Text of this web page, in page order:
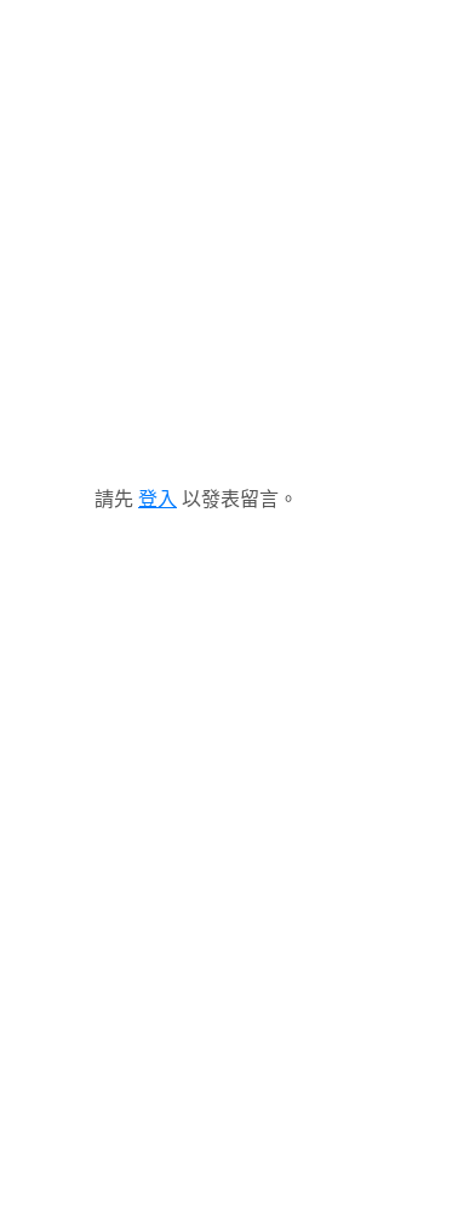
請先 登入 以發表留言。